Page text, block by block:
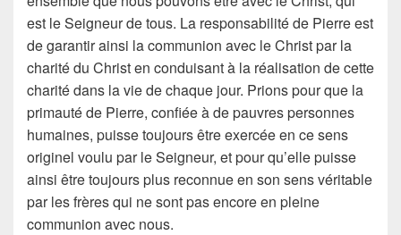
est le Seigneur de tous. La responsabilité de Pierre est
de garantir ainsi la communion avec le Christ par la
charité du Christ en conduisant à la réalisation de cette
charité dans la vie de chaque jour. Prions pour que la
primauté de Pierre, confiée à de pauvres personnes
humaines, puisse toujours être exercée en ce sens
originel voulu par le Seigneur, et pour qu’elle puisse
ainsi être toujours plus reconnue en son sens véritable
par les frères qui ne sont pas encore en pleine
communion avec nous.